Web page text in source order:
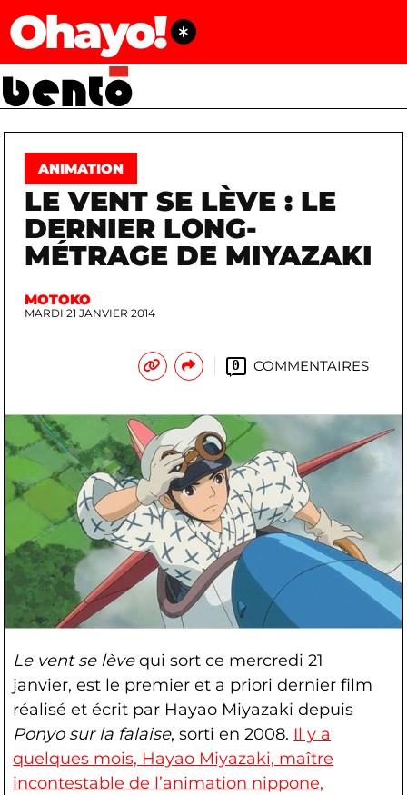
Ohayo!
ANIMATION
LE VENT SE LÈVE : LE
DERNIER LONG-
MÉTRAGE DE MIYAZAKI
MOTOKO
MARDI 21 JANVIER 2014
0 COMMENTAIRES
Le vent se lèvequi sort ce mercredi 21
janvier, est le premier et a priori dernier film
réalisé et écrit par Hayao Miyazaki depuis
Ponyo sur la falaise, sorti en 2008. Il y a
quelques mois, Hayao Miyazaki, maître
incontestable de l’animation nippone,